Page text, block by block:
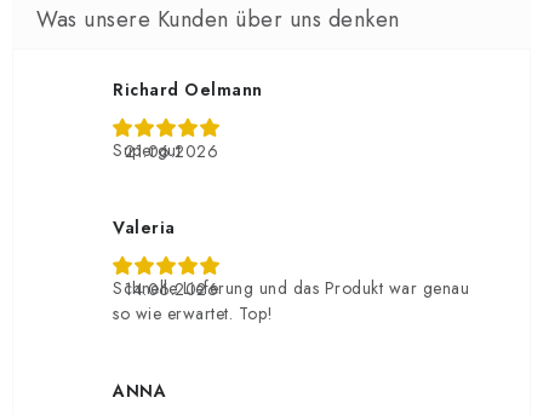
Richard Oelmann
21.06.2026
Supergut
Valeria
14.06.2026
Schnelle Lieferung und das Produkt war genau
so wie erwartet. Top!
ANNA